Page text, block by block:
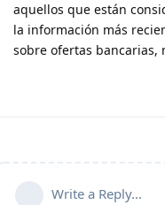
aquellos que están
la información más
sobre ofertas bancarias,
Write a Reply...